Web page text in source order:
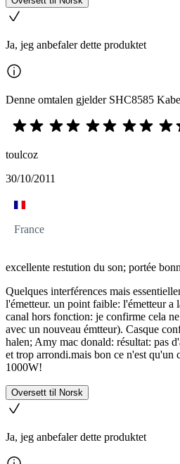
Ja, jeg anbefaler dette produktet
Denne omtalen gjelder SHC8585
toulcoz
30/10/2011
France
excellente restution du son; portée
Quelques interférences mais
l'émetteur. un point faible: l'émetteur a
canal hors fonction: je confirme cela
avec un nouveau émtteur). Casque
halen; Amy mac donald: résultat: pas
et trop arrondi.mais bon ce n'est qu'un
1000W!
Oversett til Norsk
Ja, jeg anbefaler dette produktet